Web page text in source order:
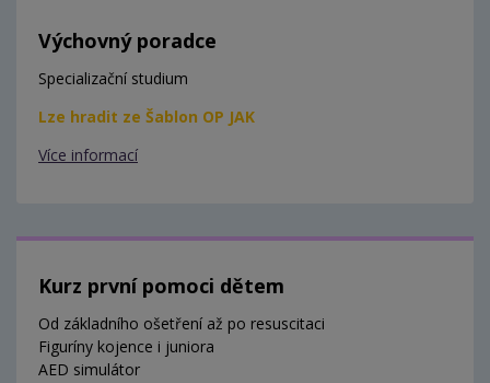
Výchovný poradce
Specializační studium
Lze hradit ze Šablon OP JAK
Více informací
Kurz první pomoci dětem
Od základního ošetření až po resuscitaci
Figuríny kojence i juniora
AED simulátor